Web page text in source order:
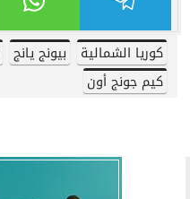
كوريا الشمالية بيونج يانج
كيم جونج أون